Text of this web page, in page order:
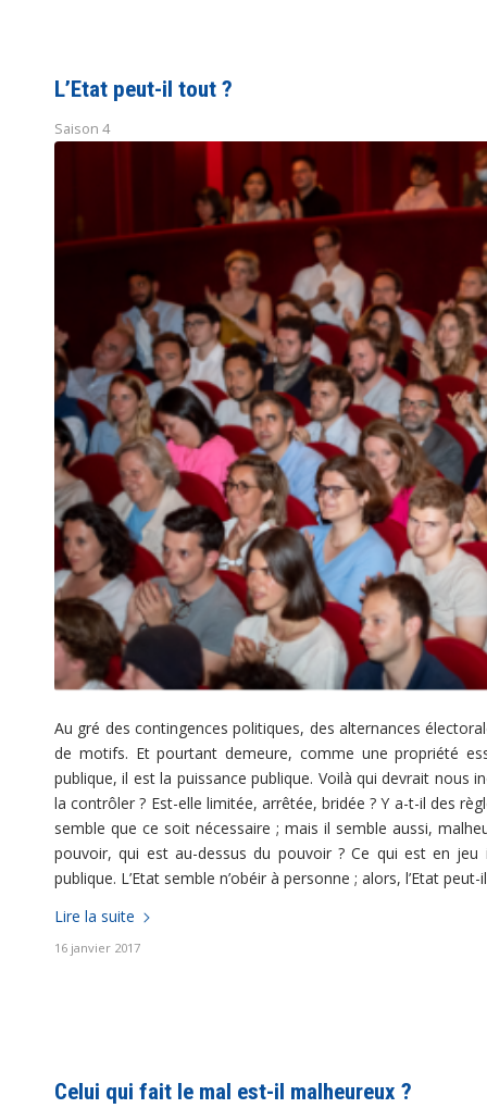
L’Etat peut-il tout ?
Saison 4
Au gré des contingences politiques, des alternances
de motifs. Et pourtant demeure, comme une propriété
publique, il est la puissance publique. Voilà qui devrait nous
la contrôler ? Est-elle limitée, arrêtée, bridée ? Y a-t-il des
semble que ce soit nécessaire ; mais il semble aussi,
pouvoir, qui est au-dessus du pouvoir ? Ce qui est en jeu
publique. L’Etat semble n’obéir à personne ; alors, l’Etat
Lire la suite
16 janvier 2017
Celui qui fait le mal est-il malheureux ?